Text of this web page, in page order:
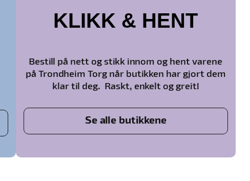
KLIKK & HENT
Bestill på nett og stikk innom og hent varene
på Trondheim Torg når butikken har gjort dem
klar til deg. Raskt, enkelt og greit!
Se alle butikkene